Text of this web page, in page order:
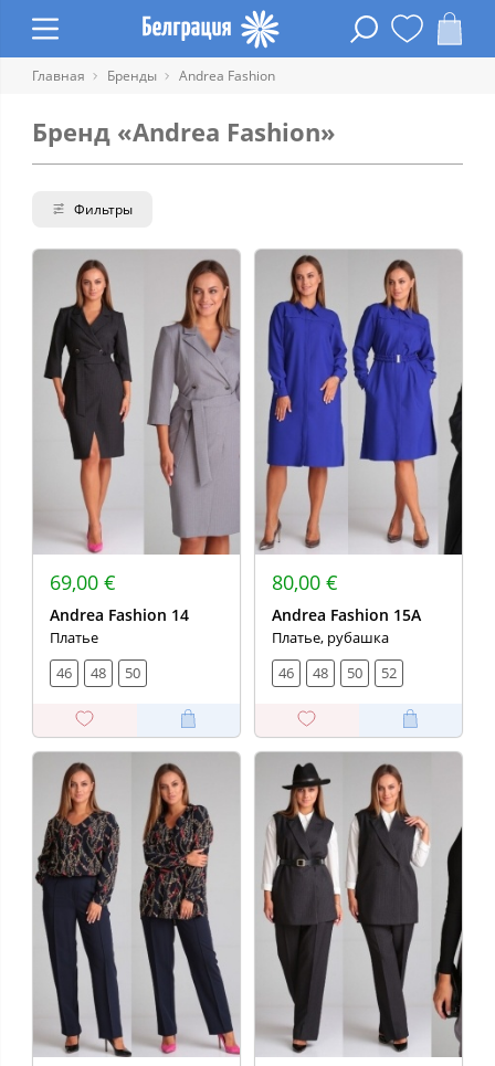
Главная Бренды Andrea Fashion
Бренд «Andrea Fashion»
Фильтры
69,00 €
Andrea Fashion 14
Платье
46
48 50
80,00 €
Andrea Fashion 15А
Платье, рубашка
46
48 50 52